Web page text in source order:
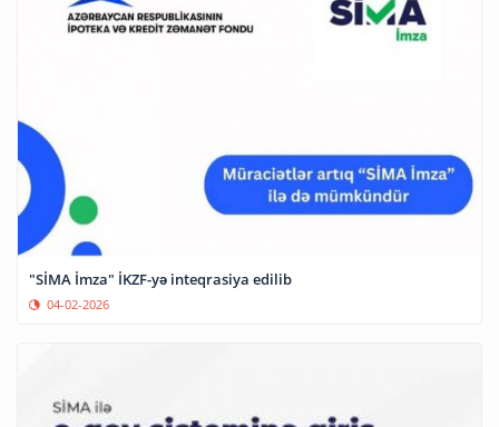
"SİMA İmza" İKZF-yə inteqrasiya edilib
04-02-2026